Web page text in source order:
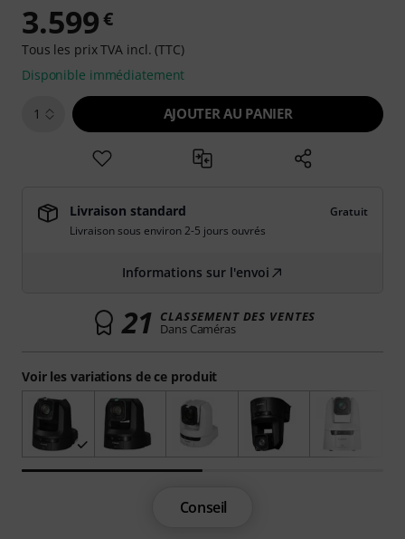
Voir les variations de ce produit
3.599€
Tous les prix TVA incl. (TTC)
Disponible immédiatement
1 AJOUTER AU PANIER
Livraison standard
Gratuit
Livraison sous environ 2-5 jours ouvrés
Informations sur l'envoi
21 CLASSEMENT DES VENTES
Dans Caméras
Conseil